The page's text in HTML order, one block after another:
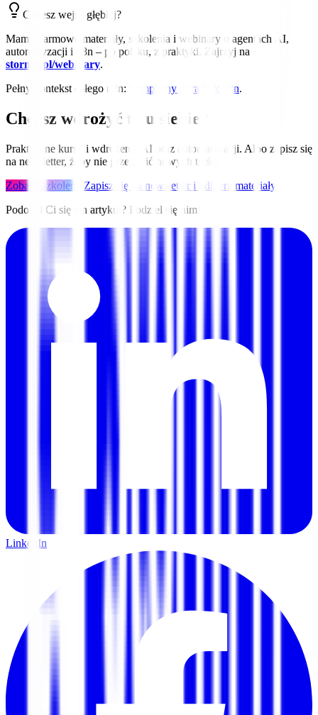
Chcesz wejść głębiej?
Mamy darmowe materiały, szkolenia i webinary o agentach AI,
automatyzacji i n8n – po polsku, z praktyki. Zajrzyj na
stormit.pl/webinary.
Pełny kontekst całego n8n:
kompletny poradnik n8n.
Chcesz wdrożyć to u siebie?
Praktyczne kursy i wdrożenia AI oraz automatyzacji. Albo zapisz się
na newsletter, żeby nie przegapić nowych treści.
Zobacz szkolenia Zapisz się na newsletter i odbierz materiały
Podobał Ci się ten artykuł? Podziel się nim!
LinkedIn